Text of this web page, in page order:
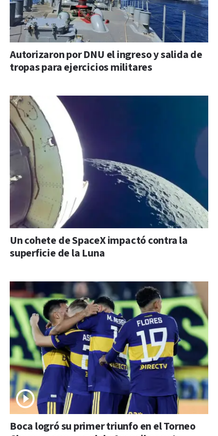
Autorizaron por DNU el ingreso y salida de
tropas para ejercicios militares
Un cohete de SpaceX impactó contra la
superficie de la Luna
Boca logró su primer triunfo en el Torneo